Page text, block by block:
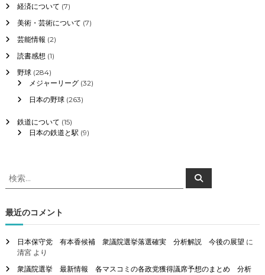
経済について (7)
美術・芸術について (7)
芸能情報 (2)
読書感想 (1)
野球(284)
メジャーリーグ(32)
日本の野球(263)
鉄道について (15)
日本の鉄道と駅 (9)
検
索
象
:
検
索
最近のコメント
日本保守党 有本香候補 衆議院選挙落選確実 分析解説 今後の展望 に
清宮より
衆議院選挙 最新情報 各マスコミの各政党獲得議席予想のまとめ 分析